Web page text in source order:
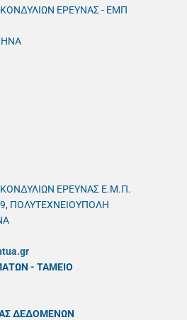
ΕΡΕΥΝΑΣ - ΕΜΠ
ΕΡΕΥΝΑΣ Ε.Μ.Π.
ΠΟΛΥΤΕΧΝΕΙΟΥΠΟΛΗ
- ΤΑΜΕΙΟ
ΔΕΔΟΜΕΝΩΝ